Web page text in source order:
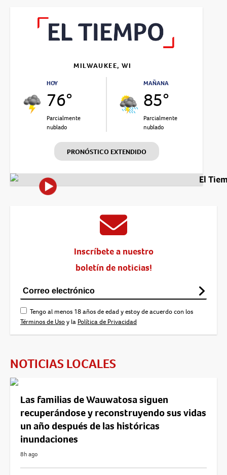
MILWAUKEE, WI
HOY
76°
Parcialmente
nublado
MAÑANA
85°
Parcialmente
nublado
PRONÓSTICO EXTENDIDO
El
Inscríbete a nuestro
boletín de noticias!
Tengo al menos 18 años de edad y estoy de acuerdo con los
Términos de Usoy la Política de Privacidad
NOTICIAS LOCALES
Las familias de Wauwatosa siguen
recuperándose y reconstruyendo sus vidas
un año después de las históricas
inundaciones
8h ago